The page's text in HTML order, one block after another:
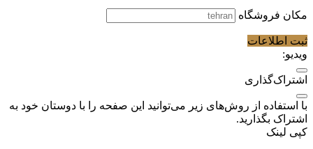
مکان فروشگاه
ثبت اطلاعات
ویدیو:
اشتراک‌گذاری
با استفاده از روش‌های زیر می‌توانید این صفحه را با دوستان خود به
اشتراک بگذارید.
کپی لینک